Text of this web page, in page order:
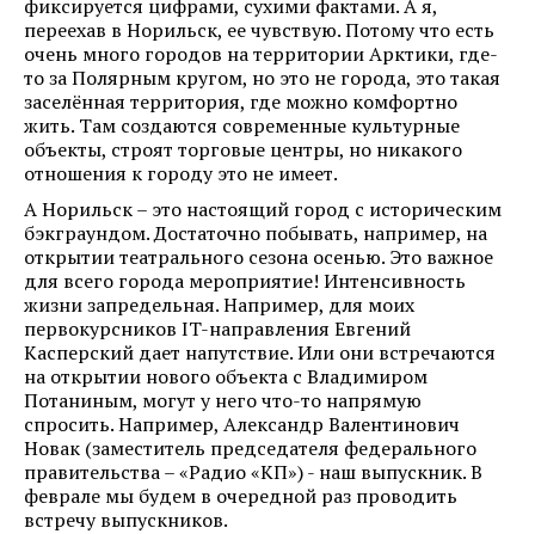
фиксируется цифрами, сухими фактами. А я,
переехав в Норильск, ее чувствую. Потому что есть
очень много городов на территории Арктики, где-
то за Полярным кругом, но это не города, это такая
заселённая территория, где можно комфортно
жить. Там создаются современные культурные
объекты, строят торговые центры, но никакого
отношения к городу это не имеет.
А Норильск – это настоящий город с историческим
бэкграундом. Достаточно побывать, например, на
открытии театрального сезона осенью. Это важное
для всего города мероприятие! Интенсивность
жизни запредельная. Например, для моих
первокурсников IT-направления Евгений
Касперский дает напутствие. Или они встречаются
на открытии нового объекта с Владимиром
Потаниным, могут у него что-то напрямую
спросить. Например, Александр Валентинович
Новак (заместитель председателя федерального
правительства – «Радио «КП») - наш выпускник. В
феврале мы будем в очередной раз проводить
встречу выпускников.